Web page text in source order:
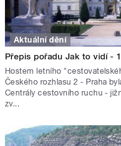
Aktuální dění
Přepis pořadu Jak to vidí -
Hostem letního
Českého rozhlasu 2 - Praha
Centrály cestovního ruchu -
zv...